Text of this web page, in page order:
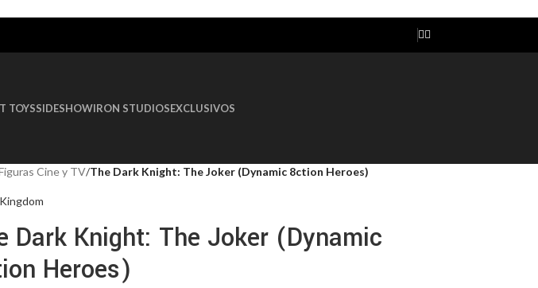
TOYSSIDESHOWIRON STUDIOSEXCLUSIVOS
Cine y TV/The Dark Knight: The Joker (Dynamic 8ction Heroes)
Dark Knight: The Joker (Dynamic
Heroes)